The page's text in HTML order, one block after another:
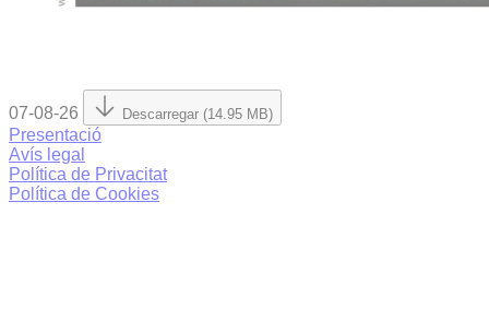
07-08-26 Descarregar (14.95 MB)
Presentació
Avís legal
Política de Privacitat
Política de Cookies